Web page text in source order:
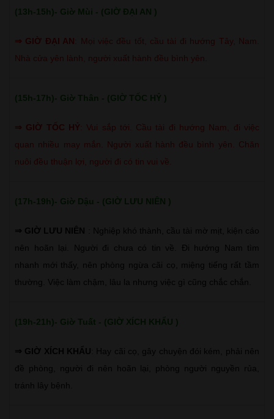
(13h-15h)- Giờ Mùi - (GIỜ ĐẠI AN )
⇒ GIỜ ĐẠI AN
Mọi việc đều tốt, cầu tài đi hướng Tây, Nam.
Nhà cửa yên lành, người xuất hành đều bình yên.
(15h-17h)- Giờ Thân - (GIỜ TỐC HỶ )
⇒ GIỜ TỐC HỶ
Vui sắp tới. Cầu tài đi hướng Nam, đi việc
quan nhiều may mắn. Người xuất hành đều bình yên. Chăn
nuôi đều thuận lợi, người đi có tin vui về.
(17h-19h)- Giờ Dậu - (GIỜ LƯU NIÊN )
⇒ GIỜ LƯU NIÊN
: Nghiệp khó thành, cầu tài mờ mịt, kiện cáo
nên hoãn lại. Người đi chưa có tin về. Đi hướng Nam tìm
nhanh mới thấy, nên phòng ngừa cãi cọ, miệng tiếng rất tầm
thường. Việc làm chậm, lâu la nhưng việc gì cũng chắc chắn.
(19h-21h)- Giờ Tuất - (GIỜ XÍCH KHẨU )
⇒ GIỜ XÍCH KHẨU : Hay cãi cọ, gây chuyện đói kém, phải nên
đề phòng, người đi nên hoãn lại, phòng người nguyền rủa,
tránh lây bệnh.